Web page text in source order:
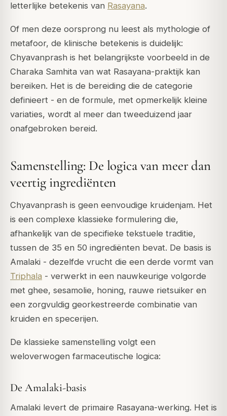
letterlijke betekenis van Rasayana.
Of men deze oorsprong nu leest als mythologie of
metafoor, de klinische betekenis is duidelijk:
Chyavanprash is het belangrijkste voorbeeld in de
Charaka Samhita van wat Rasayana-praktijk kan
bereiken. Het is de bereiding die de categorie
definieert - en de formule, met opmerkelijk kleine
variaties, wordt al meer dan tweeduizend jaar
onafgebroken bereid.
Samenstelling: De logica van meer dan
veertig ingrediënten
Chyavanprash is geen eenvoudige kruidenjam. Het
is een complexe klassieke formulering die,
afhankelijk van de specifieke tekstuele traditie,
tussen de 35 en 50 ingrediënten bevat. De basis is
Amalaki - dezelfde vrucht die een derde vormt van
Triphala - verwerkt in een nauwkeurige volgorde
met ghee, sesamolie, honing, rauwe rietsuiker en
een zorgvuldig georkestreerde combinatie van
kruiden en specerijen.
De klassieke samenstelling volgt een
weloverwogen farmaceutische logica:
De Amalaki-basis
Amalaki levert de primaire Rasayana-werking. Het is